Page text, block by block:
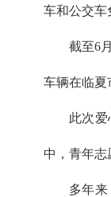
车和公交车
截至6
车辆在临夏
此次
中，青年志
多年